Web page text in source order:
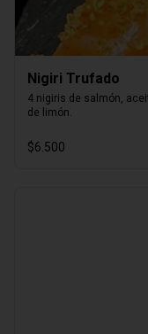
Nigiri Trufado
4 nigiris de salmón,
de limón.
$6.500